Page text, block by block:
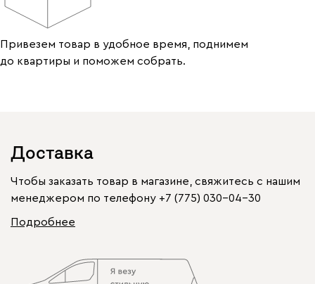
Привезем товар в удобное время, поднимем
до квартиры и поможем собрать.
Доставка
Чтобы заказать товар в магазине, свяжитесь с нашим
менеджером по телефону +7 (775) 030-04-30
Подробнее